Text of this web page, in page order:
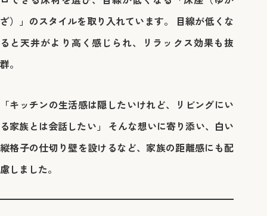
ざ）」のスタイルを取り入れています。 目線が低くな
ると天井がより高く感じられ、リラックス効果も抜
群。
「キッチンの生活感は隠したいけれど、リビングにい
る家族とは会話したい」 そんな想いに寄り添い、白い
縦格子の仕切り壁を設けるなど、家族の距離感にも配
慮しました。